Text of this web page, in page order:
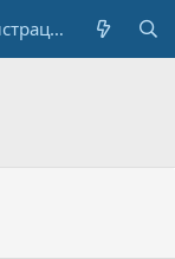
Регистрация